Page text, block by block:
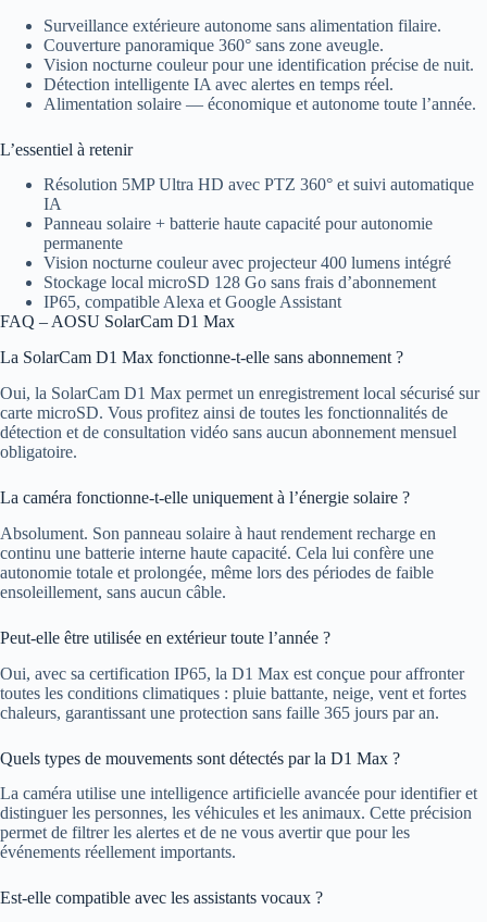
Surveillance extérieure autonome sans alimentation filaire.
Couverture panoramique 360° sans zone aveugle.
Vision nocturne couleur pour une identification précise de nuit.
Détection intelligente IA avec alertes en temps réel.
Alimentation solaire — économique et autonome toute l’année.
L’essentiel à retenir
Résolution 5MP Ultra HD avec PTZ 360° et suivi automatique
IA
Panneau solaire + batterie haute capacité pour autonomie
permanente
Vision nocturne couleur avec projecteur 400 lumens intégré
Stockage local microSD 128 Go sans frais d’abonnement
IP65, compatible Alexa et Google Assistant
FAQ – AOSU SolarCam D1 Max
La SolarCam D1 Max fonctionne-t-elle sans abonnement ?
Oui, la SolarCam D1 Max permet un enregistrement local sécurisé sur
carte microSD. Vous profitez ainsi de toutes les fonctionnalités de
détection et de consultation vidéo sans aucun abonnement mensuel
obligatoire.
La caméra fonctionne-t-elle uniquement à l’énergie solaire ?
Absolument. Son panneau solaire à haut rendement recharge en
continu une batterie interne haute capacité. Cela lui confère une
autonomie totale et prolongée, même lors des périodes de faible
ensoleillement, sans aucun câble.
Peut-elle être utilisée en extérieur toute l’année ?
Oui, avec sa certification IP65, la D1 Max est conçue pour affronter
toutes les conditions climatiques : pluie battante, neige, vent et fortes
chaleurs, garantissant une protection sans faille 365 jours par an.
Quels types de mouvements sont détectés par la D1 Max ?
La caméra utilise une intelligence artificielle avancée pour identifier et
distinguer les personnes, les véhicules et les animaux. Cette précision
permet de filtrer les alertes et de ne vous avertir que pour les
événements réellement importants.
Est-elle compatible avec les assistants vocaux ?